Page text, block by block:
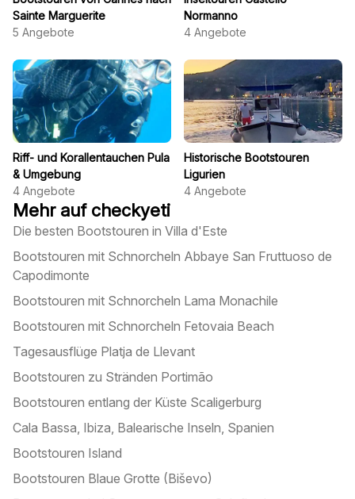
Sainte Marguerite
5 Angebote
Normanno
4 Angebote
Riff- und Korallentauchen Pula
& Umgebung
4 Angebote
Historische Bootstouren
Ligurien
4 Angebote
Mehr auf checkyeti
Die besten Bootstouren in Villa d'Este
Bootstouren mit Schnorcheln Abbaye San Fruttuoso de
Capodimonte
Bootstouren mit Schnorcheln Lama Monachile
Bootstouren mit Schnorcheln Fetovaia Beach
Tagesausflüge Platja de Llevant
Bootstouren zu Stränden Portimão
Bootstouren entlang der Küste Scaligerburg
Cala Bassa, Ibiza, Balearische Inseln, Spanien
Bootstouren Island
Bootstouren Blaue Grotte (Biševo)